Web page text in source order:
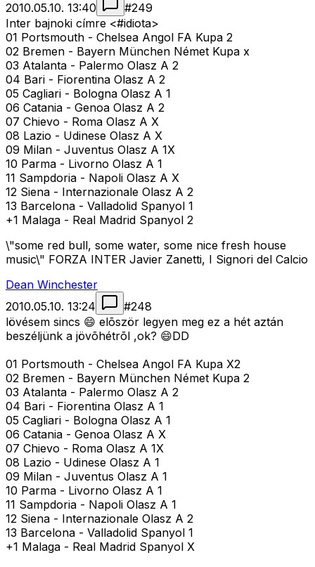
2010.05.10. 13:40 #249
Inter bajnoki címre <#idiota>
01 Portsmouth - Chelsea Angol FA Kupa 2
02 Bremen - Bayern München Német Kupa x
03 Atalanta - Palermo Olasz A 2
04 Bari - Fiorentina Olasz A 2
05 Cagliari - Bologna Olasz A 1
06 Catania - Genoa Olasz A 2
07 Chievo - Roma Olasz A X
08 Lazio - Udinese Olasz A X
09 Milan - Juventus Olasz A 1X
10 Parma - Livorno Olasz A 1
11 Sampdoria - Napoli Olasz A X
12 Siena - Internazionale Olasz A 2
13 Barcelona - Valladolid Spanyol 1
+1 Malaga - Real Madrid Spanyol 2
\"some red bull, some water, some nice fresh house
music\" FORZA INTER Javier Zanetti, I Signori del Calcio
Dean Winchester
2010.05.10. 13:24
#248
lövésem sincs 😄 elõször legyen meg ez a hét aztán
beszéljünk a jövõhétrõl ,ok? 😄DD
01 Portsmouth - Chelsea Angol FA Kupa X2
02 Bremen - Bayern München Német Kupa 2
03 Atalanta - Palermo Olasz A 2
04 Bari - Fiorentina Olasz A 1
05 Cagliari - Bologna Olasz A 1
06 Catania - Genoa Olasz A X
07 Chievo - Roma Olasz A 1X
08 Lazio - Udinese Olasz A 1
09 Milan - Juventus Olasz A 1
10 Parma - Livorno Olasz A 1
11 Sampdoria - Napoli Olasz A 1
12 Siena - Internazionale Olasz A 2
13 Barcelona - Valladolid Spanyol 1
+1 Malaga - Real Madrid Spanyol X